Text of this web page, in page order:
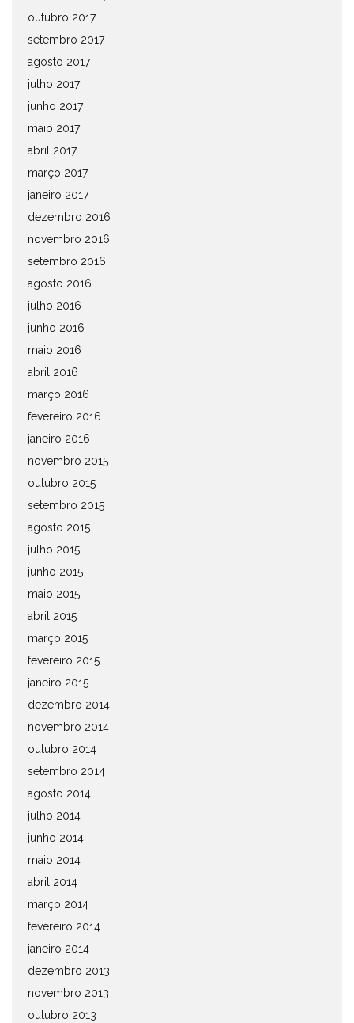
outubro 2017
setembro 2017
agosto 2017
julho 2017
junho 2017
maio 2017
abril 2017
março 2017
janeiro 2017
dezembro 2016
novembro 2016
setembro 2016
agosto 2016
julho 2016
junho 2016
maio 2016
abril 2016
março 2016
fevereiro 2016
janeiro 2016
novembro 2015
outubro 2015
setembro 2015
agosto 2015
julho 2015
junho 2015
maio 2015
abril 2015
março 2015
fevereiro 2015
janeiro 2015
dezembro 2014
novembro 2014
outubro 2014
setembro 2014
agosto 2014
julho 2014
junho 2014
maio 2014
abril 2014
março 2014
fevereiro 2014
janeiro 2014
dezembro 2013
novembro 2013
outubro 2013